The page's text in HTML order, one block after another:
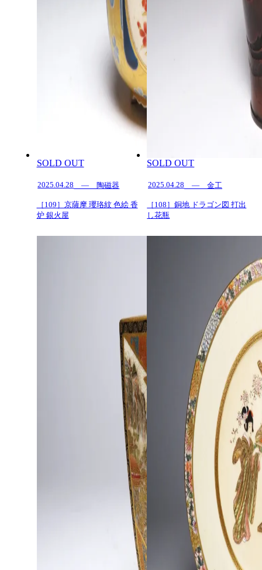
SOLD OUT
2025.04.28 — 陶磁器
［109］京薩摩 瓔珞紋 色絵 香
炉 銀火屋
SOLD OUT
2025.04.28 — 金工
［108］銅地 ドラゴン図 打出
し花瓶